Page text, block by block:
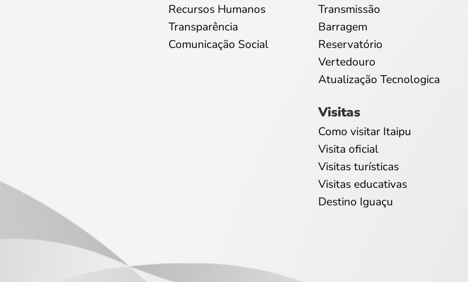
Recursos Humanos
Transparência
Comunicação Social
Transmissão
Barragem
Reservatório
Vertedouro
Atualização Tecnologica
Visitas
Como visitar Itaipu
Visita oficial
Visitas turísticas
Visitas educativas
Destino Iguaçu